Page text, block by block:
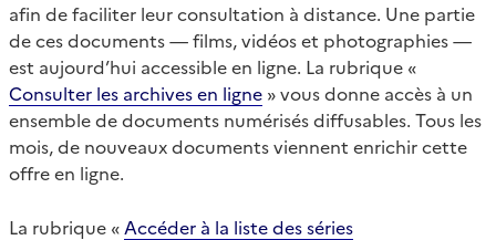
afin de faciliter leur consultation à distance. Une partie
de ces documents — films, vidéos et photographies —
est aujourd’hui accessible en ligne. La rubrique «
Consulter les archives en ligne » vous donne accès à un
ensemble de documents numérisés diffusables. Tous les
mois, de nouveaux documents viennent enrichir cette
offre en ligne.
La rubrique « Accéder à la liste des séries